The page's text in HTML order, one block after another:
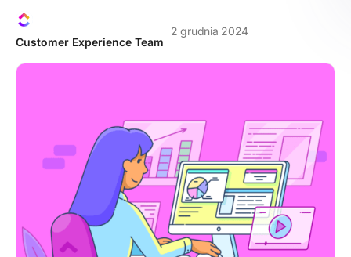
Customer Experience Team
2 grudnia 2024